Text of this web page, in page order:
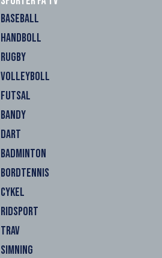
BASEBALL
HANDBOLL
RUGBY
VOLLEYBOLL
FUTSAL
BANDY
DART
BADMINTON
BORDTENNIS
CYKEL
RIDSPORT
TRAV
SIMNING